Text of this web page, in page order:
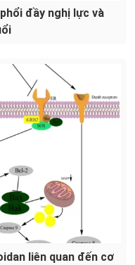
đầy nghị lực và
liên quan đến cơ